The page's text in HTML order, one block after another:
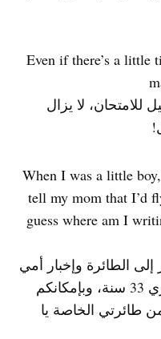
!Even if there’s a
لا يزال
When I was a little
tell my mom that I’d
guess where am I
الطائرة وإخبار أمي
أنني سأطيّرها يوماً ما. الآن عمري 33 سنة، وبإمكانكم
طائرتي الخاصة يا